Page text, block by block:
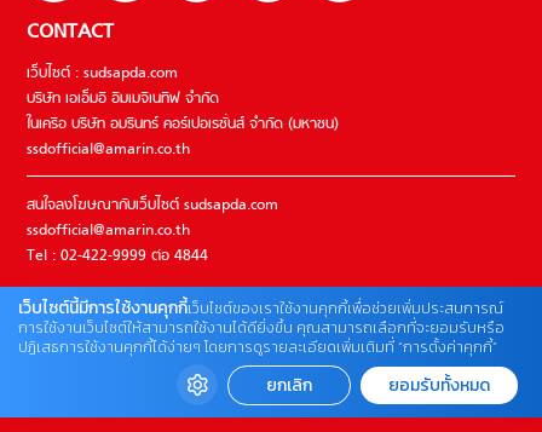
CONTACT
เว็บไซต์ : sudsapda.com
บริษัท เอเอ็มอี อิมเมจิเนทีฟ จำกัด
ในเครือ บริษัท อมรินทร์ คอร์เปอเรชั่นส์ จำกัด (มหาชน)
ssdofficial@amarin.co.th
สนใจลงโฆษณากับเว็บไซต์ sudsapda.com
ssdofficial@amarin.co.th
Tel : 02-422-9999 ต่อ 4844
ติดต่อแจ้งปัญหาหรือร้องเรียน
02-422-9999 ต่อ 4180
(จันทร์ – ศุกร์ เวลา 09.00 – 18.00 น)
เว็บไซต์นี้มีการใช้งานคุกกี้เว็บไซต์ของเราใช้งานคุกกี้เพื่อช่วยเพิ่มประสบการณ์
การใช้งานเว็บไซต์ให้สามารถใช้งานได้ดียิ่งขึ้น คุณสามารถเลือกที่จะยอมรับหรือ
ปฏิเสธการใช้งานคุกกี้ได้ง่ายๆ โดยการดูรายละเอียดเพิ่มเติมที่ “การตั้งค่าคุกกี้”
ยกเลิก ยอมรับทั้งหมด